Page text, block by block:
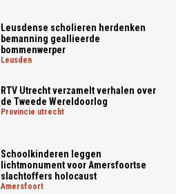
Leusdense scholieren herdenken
bemanning geallieerde
bommenwerper
leusden
RTV Utrecht verzamelt verhalen over
de Tweede Wereldoorlog
provincie utrecht
Schoolkinderen leggen
lichtmonument voor Amersfoortse
slachtoffers holocaust
amersfoort